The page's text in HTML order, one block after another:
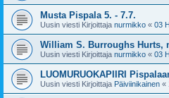
Musta Pispala 5. - 7.7.
Uusin viesti Kirjoittaja nurmikko « 03
William S. Burroughs Hurts,
Uusin viesti Kirjoittaja nurmikko « 03
LUOMURUOKAPIIRI
Uusin viesti Kirjoittaja Päiviinikainen «